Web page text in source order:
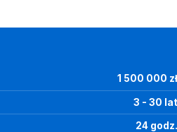
1 500 000 zł
3 - 30 lat
24 godz.